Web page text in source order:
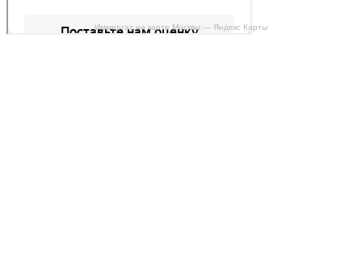
Иммергаз на карте Москвы — Яндекс Карты